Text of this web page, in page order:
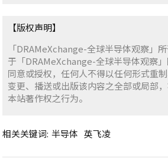
【版权声明】
「DRAMeXchange-全球半导体观察」
于「DRAMeXchange-全球半导体观察
同意或授权，任何人不得以任何形式重制
变更、播送或出版该内容之全部或局部
本站著作权之行为。
相关关键词: 半导体 英飞凌